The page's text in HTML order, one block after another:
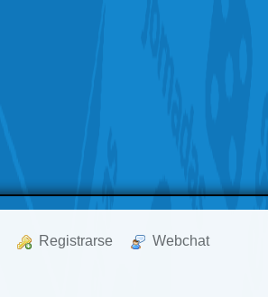
Registrarse Webchat